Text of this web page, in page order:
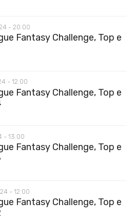
- 20:00
Fantasy Challenge, Top e
- 12:00
Fantasy Challenge, Top e
- 13:00
Fantasy Challenge, Top e
- 12:00
Fantasy Challenge, Top e